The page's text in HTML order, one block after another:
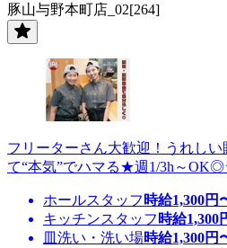
豚山与野本町店_02[264]
フリーターさん大歓迎！うれし
て“本気”でハマる★週1/3h～OK◎
ホールスタッフ 時給1,300円
キッチンスタッフ 時給1,300
皿洗い・洗い場時給1,300円